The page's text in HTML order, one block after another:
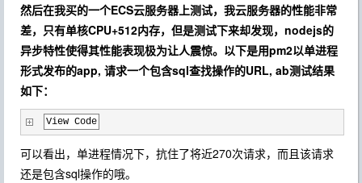
然后在我买的一个ECS云服务器上测试，我云服务器的性能非常
差，只有单核CPU+512内存，但是测试下来却发现，nodejs的
异步特性使得其性能表现极为让人震惊。以下是用pm2以单进程
形式发布的app, 请求一个包含sql查找操作的URL, ab测试结果
如下：
View Code
可以看出，单进程情况下，抗住了将近270次请求，而且该请求
还是包含sql操作的哦。